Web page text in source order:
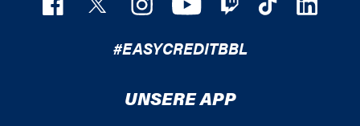
#EASYCREDITBBL
UNSERE APP